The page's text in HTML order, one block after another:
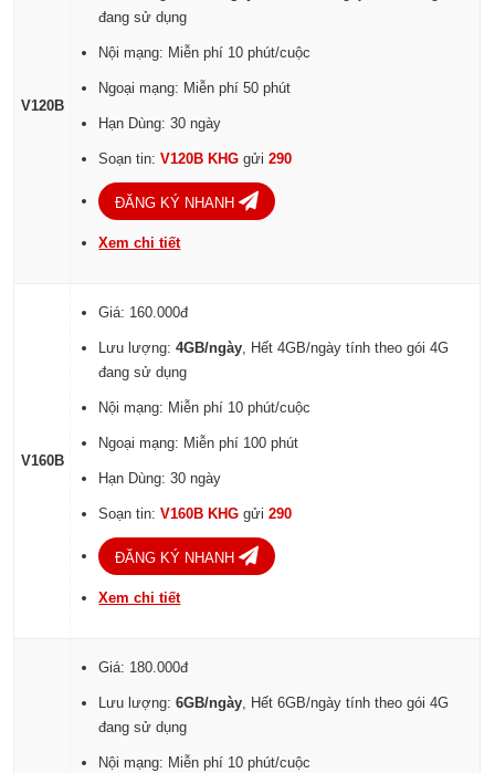
V120B
đang sử dụng
Nội mạng: Miễn phí 10 phút/cuộc
Ngoại mạng: Miễn phí 50 phút
Hạn Dùng: 30 ngày
Soạn tin:V120B KHGgửi290
ĐĂNG KÝ NHANH
Xem chi tiết
V160B
Giá: 160.000đ
Lưu lượng:4GB/ngày, Hết 4GB/ngày tính theo gói 4G
đang sử dụng
Nội mạng: Miễn phí 10 phút/cuộc
Ngoại mạng: Miễn phí 100 phút
Hạn Dùng: 30 ngày
Soạn tin:V160B KHGgửi290
ĐĂNG KÝ NHANH
Xem chi tiết
Giá: 180.000đ
Lưu lượng:6GB/ngày, Hết 6GB/ngày tính theo gói 4G
đang sử dụng
Nội mạng: Miễn phí 10 phút/cuộc